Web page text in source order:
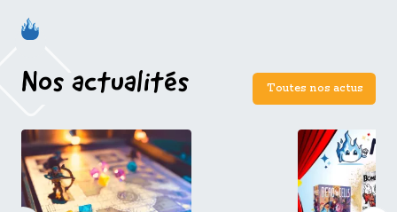
Nos actualités Toutes nos actus